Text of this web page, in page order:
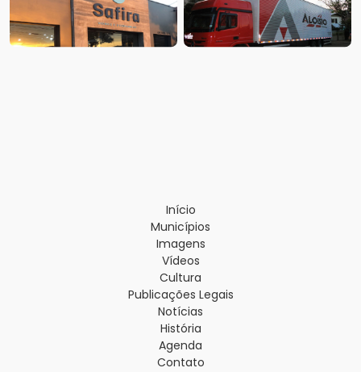
Início
Municípios
Imagens
Vídeos
Cultura
Publicações Legais
Notícias
História
Agenda
Contato